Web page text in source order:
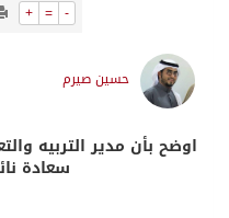
+ = -
حسين صيرم
اوضح بأن مدير التربيه
سعادة